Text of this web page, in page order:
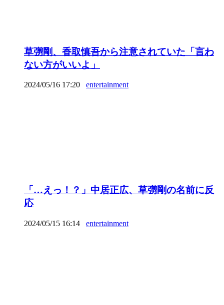
草彅剛、香取慎吾から注意されていた「言わ
ない方がいいよ」
2024/05/16 17:20 entertainment
「…えっ！？」中居正広、草彅剛の名前に反
応
2024/05/15 16:14 entertainment